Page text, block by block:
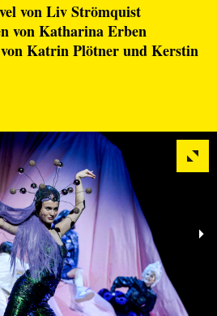
vonLiv Strömquist
von Katharina Erben
Katrin PlötnerundKerstin